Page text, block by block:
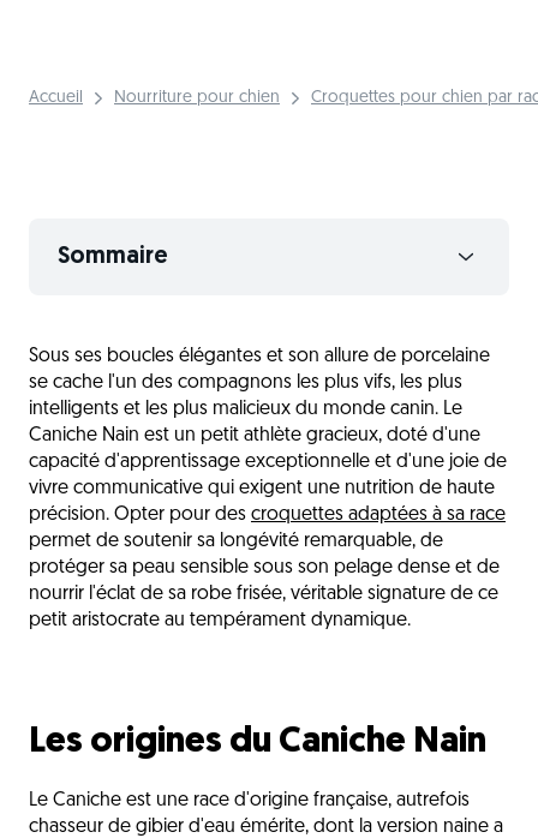
Accueil Nourriture pour chien Croquettes pour chien par
Sommaire
La nutrition du Caniche Nain
Les sensibilités du Caniche Nain
Les critères de choix des croquettes
Les besoins selon les étapes de vie
Une gamelle à la hauteur de sa distinction
L'avis du vétérinaire
Questions fréquentes
Sous ses boucles élégantes et son allure de porcelaine
se cache l'un des compagnons les plus vifs, les plus
intelligents et les plus malicieux du monde canin. Le
Caniche Nain est un petit athlète gracieux, doté d'une
capacité d'apprentissage exceptionnelle et d'une joie de
vivre communicative qui exigent une nutrition de haute
précision. Opter pour des croquettes adaptées à sa race
permet de soutenir sa longévité remarquable, de
protéger sa peau sensible sous son pelage dense et de
nourrir l'éclat de sa robe frisée, véritable signature de ce
petit aristocrate au tempérament dynamique.
Les origines du Caniche Nain
Le Caniche est une race d'origine française, autrefois
chasseur de gibier d'eau émérite, dont la version naine a